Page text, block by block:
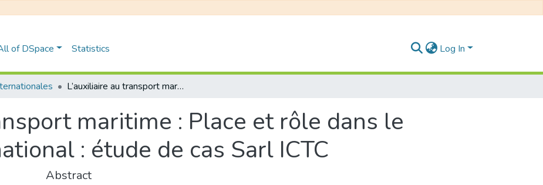
of DSpace Statistics Log In
L’auxiliaire au transport maritime : Place et rôle dans le commerce international : étude de cas Sarl ICTC
maritime : Place et rôle dans le
: étude de cas Sarl ICTC
Abstract